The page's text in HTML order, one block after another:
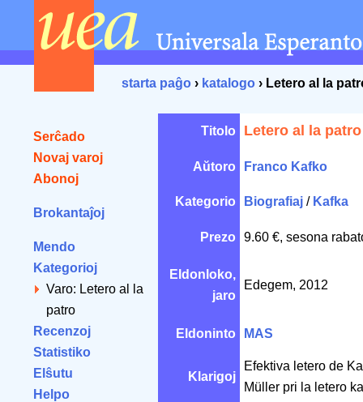
starta paĝo › katalogo › Letero al la
Serĉado
Novaj varoj
Abonoj
Brokantaĵoj
Mendo
Kategorioj
Varo: Letero al la
patro
Recenzoj
Statistiko
Elŝutu
Helpo
Titolo Letero al la patro
Aŭtoro Franco Kafko
Kategorio Biografiaj / Kafka
Prezo 9.60 €, sesona
Eldonloko,
jaro
Edegem, 2012
Eldoninto MAS
Klarigoj
Efektiva letero de
Müller pri la letero